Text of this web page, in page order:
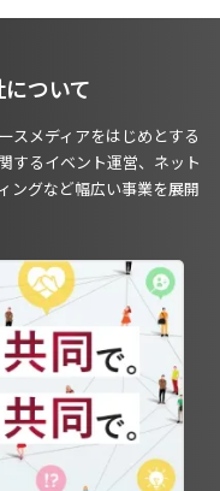
ついて
スメディアをはじめとする
するイベント運営、ネット
ングなど幅広い事業を展開